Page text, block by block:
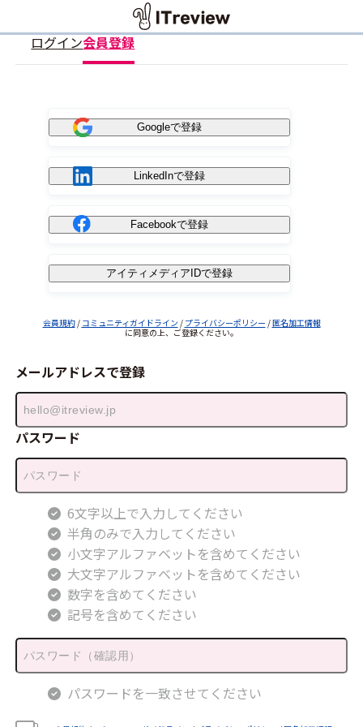
ログイン会員登録
Googleで登録
LinkedInで登録
Facebookで登録
アイティメディアIDで登録
会員規約/ コミュニティガイドライン / プライバシーポリシー /匿名加工情報
に同意の上、ご登録ください。
メールアドレスで登録
パスワード
6文字以上で入力してください
半角のみで入力してください
小文字アルファベットを含めてください
大文字アルファベットを含めてください
数字を含めてください
記号を含めてください
パスワードを一致させてください